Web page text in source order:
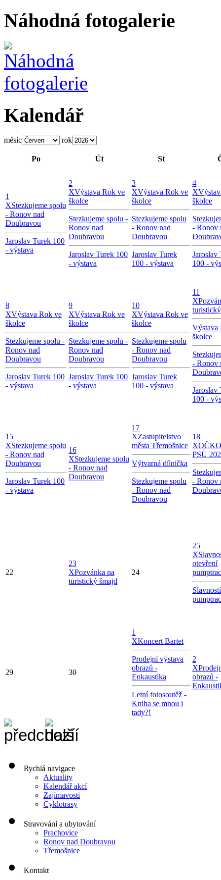
Náhodná fotogalerie
Kalendář
měsíc rok
Po Út St
1
XStezkujeme spolu
- Ronov nad
Doubravou
Jaroslav Turek 100
- výstava
2
XVýstava Rok ve
školce
Stezkujeme spolu -
Ronov nad
Doubravou
Jaroslav Turek 100
- výstava
3
XVýstava Rok ve
školce
Stezkujeme spolu
- Ronov nad
Doubravou
Jaroslav Turek
100 - výstava
4
X
školce
- Ronov
Jaroslav
100 -
8
XVýstava Rok ve
školce
Stezkujeme spolu -
Ronov nad
Doubravou
Jaroslav Turek 100
- výstava
9
XVýstava Rok ve
školce
Stezkujeme spolu -
Ronov nad
Doubravou
Jaroslav Turek 100
- výstava
10
XVýstava Rok ve
školce
Stezkujeme spolu
- Ronov nad
Doubravou
Jaroslav Turek
100 - výstava
11
X
Výstava
školce
- Ronov
Jaroslav
100 -
15
XStezkujeme spolu
- Ronov nad
Doubravou
Jaroslav Turek 100
- výstava
16
XStezkujeme spolu
- Ronov nad
Doubravou
17
XZastupitelstvo
města Třemošnice
Výtvarná dílnička
Stezkujeme spolu
- Ronov nad
Doubravou
18
X
PSŮ
- Ronov
22
23
XPozvánka na
turistický šmajd
24
25
X
otevření
29 30
1
XKoncert Bartet
Prodejní výstava
obrazů -
Enkaustika
Letní fotosoutěž -
Kniha se mnou i
tady?!
2
X
obrazů -
Rychlá navigace
Aktuality
Kalendář akcí
Zajímavosti
Cyklotrasy
Stravování a ubytování
Prachovice
Ronov nad Doubravou
Třemošnice
Kontakt